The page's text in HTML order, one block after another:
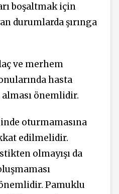
boşaltmak için
durumlarda şırınga
ve merhem
hasta
önemlidir.
oturmamasına
edilmelidir.
olmayışı da
Pamuklu